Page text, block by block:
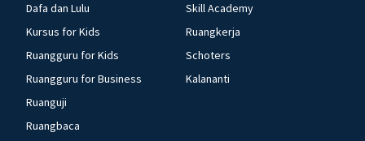
Dafa dan Lulu
Kursus for Kids
Ruangguru for Kids
Ruangguru for Business
Ruanguji
Ruangbaca
Skill Academy
Ruangkerja
Schoters
Kalananti